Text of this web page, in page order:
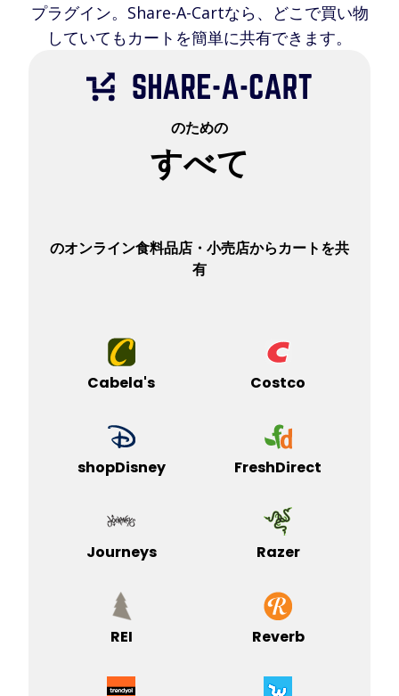
プラグイン。Share-A-Cartなら、どこで買い物
していてもカートを簡単に共有できます。
のための
すべて
のオンライン食料品店・小売店からカートを共
有
Cabela's Costco
shopDisney FreshDirect
Journeys Razer
REI Reverb